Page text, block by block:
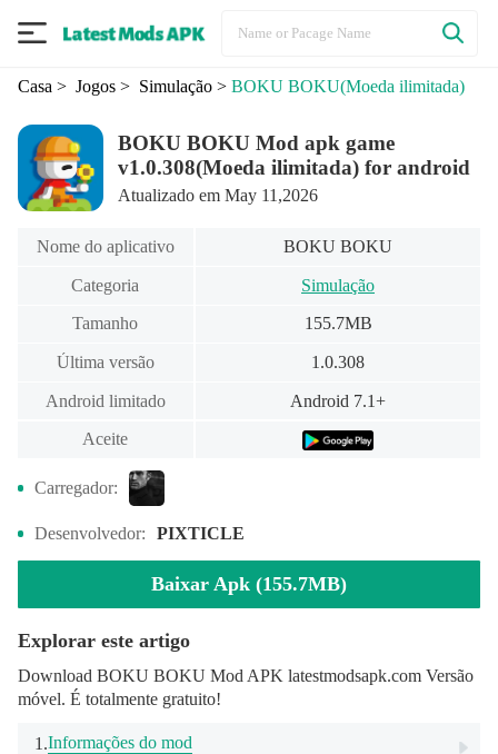
Casa > Jogos> Simulação> BOKU BOKU(Moeda ilimitada)
BOKU BOKU Mod apk game
v1.0.308(Moeda ilimitada) for android
Atualizado em May 11,2026
Nome do aplicativo BOKU BOKU
Categoria Simulação
Tamanho 155.7MB
Última versão 1.0.308
Android limitado Android 7.1+
Aceite
Carregador:
Desenvolvedor: PIXTICLE
Baixar Apk (155.7MB)
Explorar este artigo
Download BOKU BOKU Mod APK latestmodsapk.com Versão
móvel. É totalmente gratuito!
1.Informações do mod